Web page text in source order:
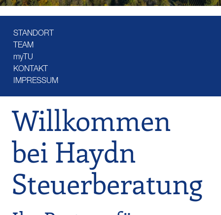
STANDORT
TEAM
myTU
KONTAKT
IMPRESSUM
Willkommen
bei Haydn
Steuerberatung